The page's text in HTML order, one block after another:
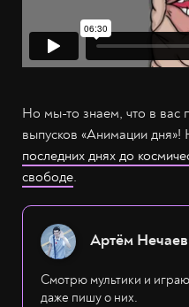
Но мы-то знаем, что в вас
выпусков «Анимации
последних днях до
свободе.
Артём Нечаев
Смотрю мультики и
даже пишу о них.